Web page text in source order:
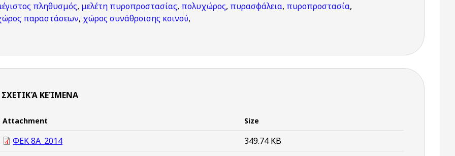
πληθυσμός, μελέτη πυροπροστασίας, πολυχώρος, πυρασφάλεια, πυροπροστασία,
παραστάσεων, χώρος συνάθροισης κοινού,
ΣΧΕΤΙΚΆ ΚΕΊΜΕΝΑ
Attachment Size
ΦΕΚ 8Α_2014 349.74 KB